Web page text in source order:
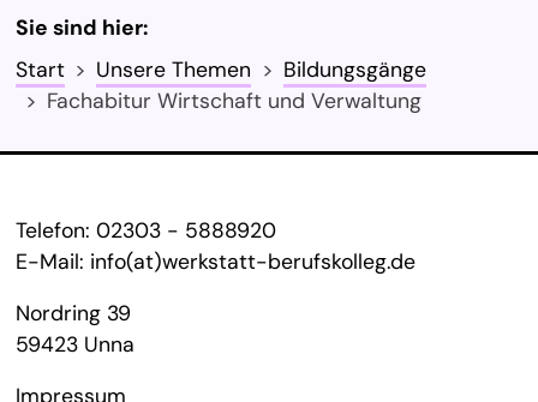
Sie sind hier:
Start
Unsere Themen
Bildungsgänge
Fachabitur Wirtschaft und Verwaltung
Telefon: 02303 - 5888920
E-Mail: info(at)werkstatt-berufskolleg.de
Nordring 39
59423 Unna
Impressum